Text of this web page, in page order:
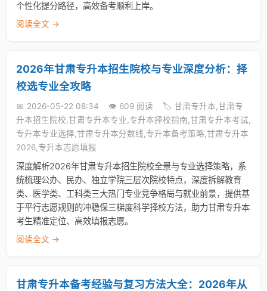
个性化提分路径，高效备考顺利上岸。
阅读全文 →
2026年甘肃专升本招生院校与专业深度分析：择
校选专业全攻略
📅 2026-05-22 08:34 👁️ 609 阅读
🏷️ 甘肃专升本,甘肃专
升本招生院校,甘肃专升本专业,专升本择校指南,甘肃专升本考试,
专升本专业选择,甘肃专升本分数线,专升本备考策略,甘肃专升本
2026,专升本志愿填报
深度解析2026年甘肃专升本招生院校全景与专业选择策略，系
统梳理公办、民办、独立学院三层次院校特点，深度拆解教育
类、医学类、工科类三大热门专业竞争格局与就业前景，提供基
于平行志愿规则的冲稳保三梯度科学择校方法，助力甘肃专升本
考生精准定位、高效填报志愿。
阅读全文 →
甘肃专升本备考经验与复习方法大全：2026年从